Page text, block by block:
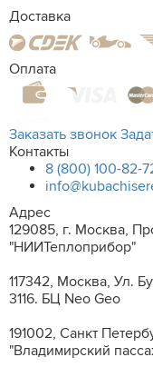
Доставка
Оплата
Заказать звонок
Контакты
8 (800) 100-82-
Адрес
129085, г. Москва,
"НИИТеплоприбор"
117342, Москва, Ул.
3116. БЦ Neo Geo
191002, Санкт
"Владимирский